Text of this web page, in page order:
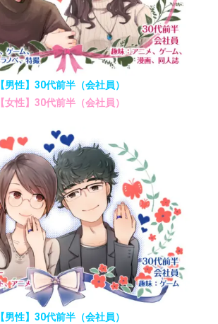
【男性】30代前半（会社員）
【女性】30代前半（会社員）
【男性】30代前半（会社員）